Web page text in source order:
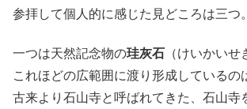
参拝して個人的に感じた見どころは三つ。
一つは天然記念物の珪灰石 （けいかいせ
これほどの広範囲に渡り形成しているの
古来より石山寺と呼ばれてきた、石山寺